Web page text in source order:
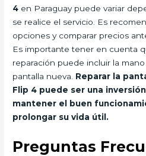
4 en Paraguay puede variar
se realice el servicio. Es
opciones y comparar precios
Es importante tener en cuenta
reparación puede incluir la
pantalla nueva. Reparar la
Flip 4 puede ser una
mantener el buen
prolongar su vida útil.
Preguntas